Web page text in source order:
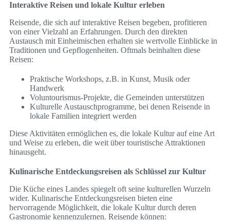
Interaktive Reisen und lokale Kultur erleben
Reisende, die sich auf interaktive Reisen begeben, profitieren
von einer Vielzahl an Erfahrungen. Durch den direkten
Austausch mit Einheimischen erhalten sie wertvolle Einblicke in
Traditionen und Gepflogenheiten. Oftmals beinhalten diese
Reisen:
Praktische Workshops, z.B. in Kunst, Musik oder
Handwerk
Voluntourismus-Projekte, die Gemeinden unterstützen
Kulturelle Austauschprogramme, bei denen Reisende in
lokale Familien integriert werden
Diese Aktivitäten ermöglichen es, die lokale Kultur auf eine Art
und Weise zu erleben, die weit über touristische Attraktionen
hinausgeht.
Kulinarische Entdeckungsreisen als Schlüssel zur Kultur
Die Küche eines Landes spiegelt oft seine kulturellen Wurzeln
wider. Kulinarische Entdeckungsreisen bieten eine
hervorragende Möglichkeit, die lokale Kultur durch deren
Gastronomie kennenzulernen. Reisende können: